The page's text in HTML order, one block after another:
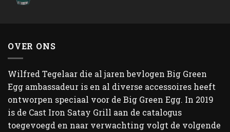
OVER ONS
Wilfred Tegelaar die al jaren bevlogen Big Green
Egg ambassadeur is en al diverse accessoires heeft
ontworpen speciaal voor de Big Green Egg. In 2019
is de Cast Iron Satay Grill aan de catalogus
toegevoegd en naar verwachting volgt de volgende